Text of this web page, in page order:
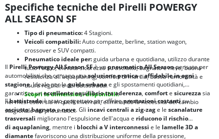
Specifiche tecniche del Pirelli POWERGY
ALL SEASON SF
Tipo di pneumatico:4 Stagioni.
Veicoli compatibili:Auto compatte, berline, station wagon,
crossover e SUV compatti.
Pneumatico ideale per:guida urbana e quotidiana, utilizzo durante
tutto l'anno, elevata sicurezza su asciutto, bagnato e neve, buona
resistenza all'aquaplaning, comfort di marcia, bassa rumorosità e
usura regolare del battistrada.
Scopri le dimensioni disponibili.
Il Pirelli Powergy All Season SFè unpneumatico All Seasonpensato per
automobilisti che cercano unasoluzione praticaeaffidabile in ogni
stagione. Ideale per laguida urbanae gli spostamenti quotidiani,
garantisce uneccellente equilibrio traaderenza, comforte sicurezzasia
nei mesi estivi sia in quelli invernali, eliminando la necessità del cambio
stagionale dei pneumatici.
Ilbattistradaè stato progettato per offrireprestazioni costantisu
asciutto,bagnatoeneve. Gli incavi centrali a zig-zage le scanalature
trasversali migliorano l'espulsione dell'acqua e riducono il rischio
di aquaplaning, mentre i blocchi a V interconnessi e le lamelle 3D a
diamantefavoriscono una distribuzione uniforme della pressione,